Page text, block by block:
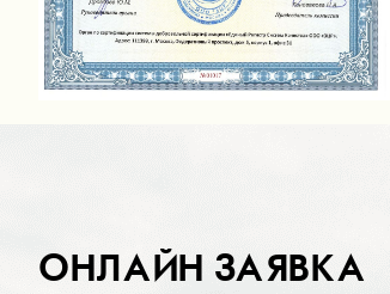
ОНЛАЙН ЗАЯВКА